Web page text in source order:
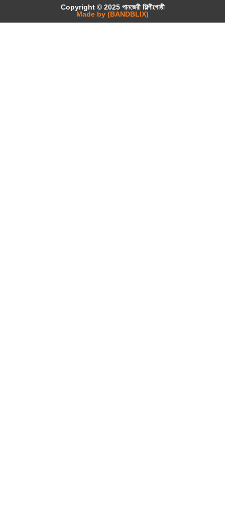
Copyright © 2025 পানজেরী শিল্পীগোষ্ঠী
Made by (BANDBLIX)